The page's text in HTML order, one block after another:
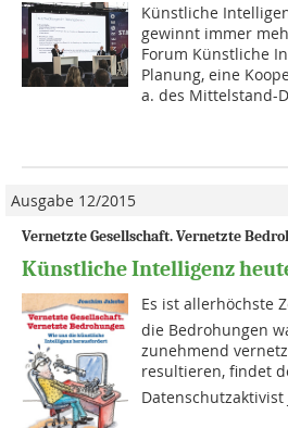
Künstliche
gewinnt immer
Forum Künstliche
Planung, eine
a. des Mittelstand-
Ausgabe 12/2015
Vernetzte Gesellschaft. Vernetzte
Künstliche Intelligenz
Es ist allerhöchste
die Bedrohungen
zunehmend
resultieren, findet
Datenschutzaktivist